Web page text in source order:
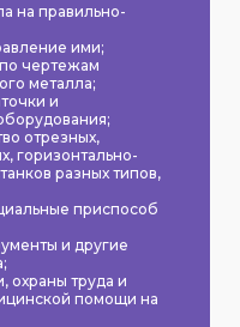
на правильно-
ими;
чертежам
металла;
и
отрезных,
горизонтально-
разных типов,
приспособ
и другие
охраны труда и
помощи на